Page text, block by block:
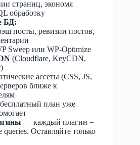
страниц, экономя
обработку
БД:
посты, ревизии постов,
Sweep или WP-Optimize
(Cloudflare, KeyCDN,
ассеты (CSS, JS,
ближе к
план уже
— каждый плагин =
Оставляйте только